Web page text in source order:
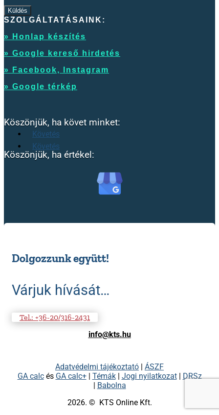
Küldés
SZOLGÁLTATÁSAINK:
» Honlap készítés
» Google kereső hirdetés
» Facebook, Instagram
» Google térkép
Köszönjük, ha követ minket:
Követés
Követés
Köszönjük, ha értékel:
Dolgozzunk együtt!
Várjuk hívását…
Tel.: +36-20/316-2431
info@kts.hu
Adatvédelmi tájékoztató | ÁSZF
GA calcés GA calc+| Témák| Jogi nyilatkozat| DRSz
| Babolna
2026. © KTS Online Kft.